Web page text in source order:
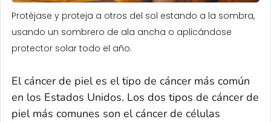
Protéjase y proteja a otros del sol estando a la sombra,
usando un sombrero de ala ancha o aplicándose
protector solar todo el año.
El cáncer de piel es el tipo de cáncer más común
en los Estados Unidos. Los dos tipos de cáncer de
piel más comunes son el cáncer de células